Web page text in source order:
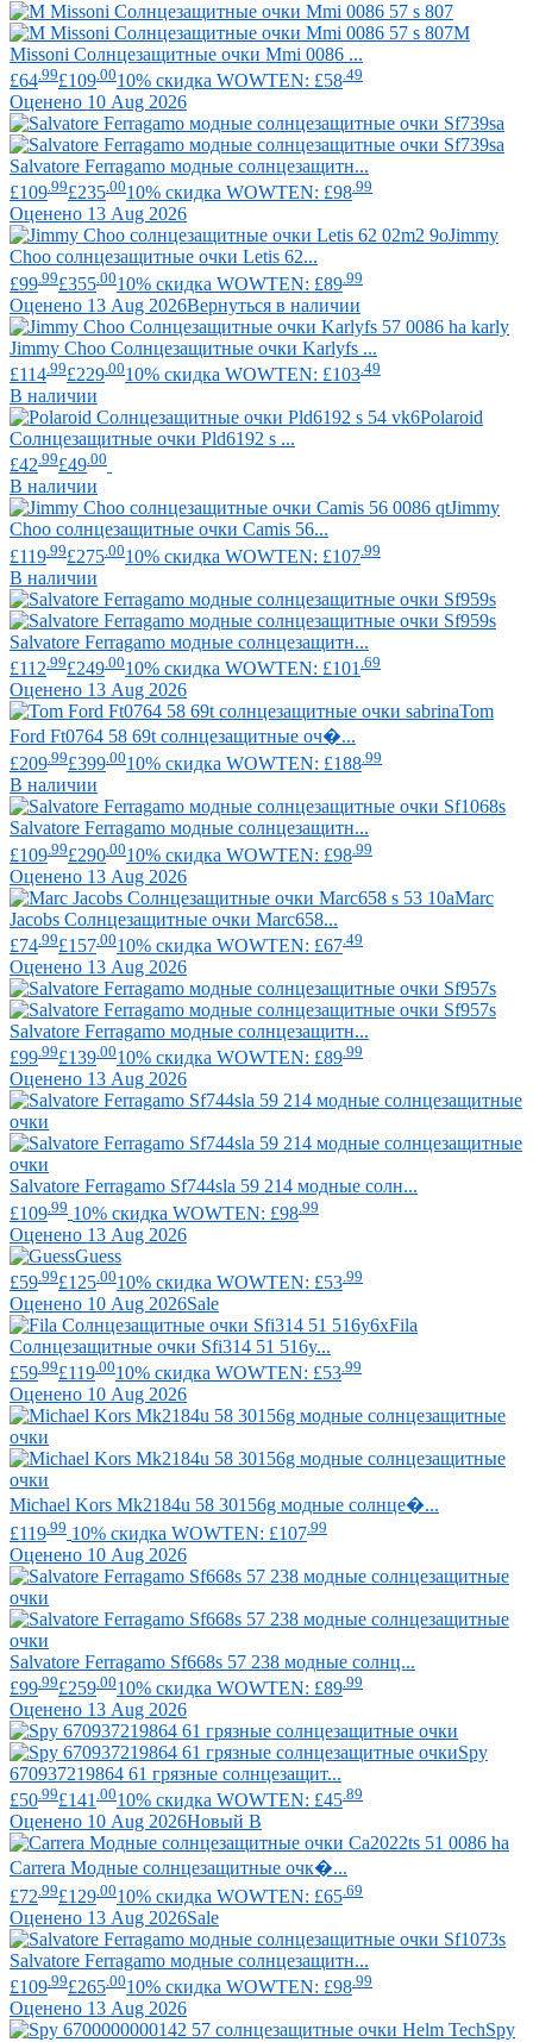
M
Missoni Солнцезащитные очки Mmi 0086 ...
£64 .99£109 .0010% скидка WOWTEN: £58 .49
Оценено 10 Aug 2026
Salvatore Ferragamo модные солнцезащитн...
£109.99£235.0010% скидка WOWTEN: £98.99
Оценено 13 Aug 2026
Jimmy
Choo солнцезащитные очки Letis 62...
£99 .99£355 .0010% скидка WOWTEN: £89 .99
Оценено 13 Aug 2026Вернуться в наличии
Jimmy Choo Солнцезащитные очки Karlyfs ...
£114 .99£229 .0010% скидка WOWTEN: £103 .49
В наличии
Polaroid
Солнцезащитные очки Pld6192 s ...
£42.99£49.00
В наличии
Jimmy
Choo солнцезащитные очки Camis 56...
£119 .99£275 .0010% скидка WOWTEN: £107 .99
В наличии
Salvatore Ferragamo модные солнцезащитн...
£112 .99£249 .0010% скидка WOWTEN: £101 .69
Оценено 13 Aug 2026
Tom
Ford Ft0764 58 69t солнцезащитные оч�...
£209 .99£399 .0010% скидка WOWTEN: £188 .99
В наличии
Salvatore Ferragamo модные солнцезащитн...
£109 .99£290 .0010% скидка WOWTEN: £98 .99
Оценено 13 Aug 2026
Marc
Jacobs Солнцезащитные очки Marc658...
£74 .99£157 .0010% скидка WOWTEN: £67 .49
Оценено 13 Aug 2026
Salvatore Ferragamo модные солнцезащитн...
£99 .99£139 .0010% скидка WOWTEN: £89 .99
Оценено 13 Aug 2026
Salvatore Ferragamo Sf744sla 59 214 модные солн...
£109 .99 10% скидка WOWTEN: £98 .99
Оценено 13 Aug 2026
Guess
£59 .99£125 .0010% скидка WOWTEN: £53 .99
Оценено 10 Aug 2026Sale
Fila
Солнцезащитные очки Sfi314 51 516y...
£59 .99£119 .0010% скидка WOWTEN: £53 .99
Оценено 10 Aug 2026
Michael Kors Mk2184u 58 30156g модные солнце�...
£119 .99 10% скидка WOWTEN: £107 .99
Оценено 10 Aug 2026
Salvatore Ferragamo Sf668s 57 238 модные солнц...
£99 .99£259 .0010% скидка WOWTEN: £89 .99
Оценено 13 Aug 2026
Spy
670937219864 61 грязные солнцезащит...
£50 .99£141 .0010% скидка WOWTEN: £45 .89
Оценено 10 Aug 2026Новый В
Carrera Модные солнцезащитные очк�...
£72 .99£129 .0010% скидка WOWTEN: £65 .69
Оценено 13 Aug 2026Sale
Salvatore Ferragamo модные солнцезащитн...
£109 .99£265 .0010% скидка WOWTEN: £98 .99
Оценено 13 Aug 2026
Spy